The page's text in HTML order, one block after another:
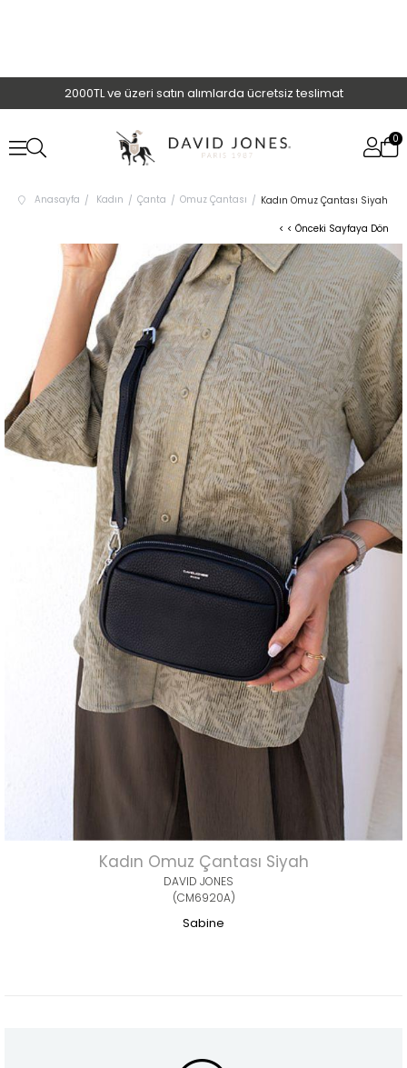
2000TL ve üzeri satın alımlarda ücretsiz teslimat
0
Anasayfa Kadın Çanta Omuz Çantası Kadın Omuz Çantası Siyah
< < Önceki Sayfaya Dön
Kadın Omuz Çantası Siyah
DAVID JONES
(CM6920A)
Sabine